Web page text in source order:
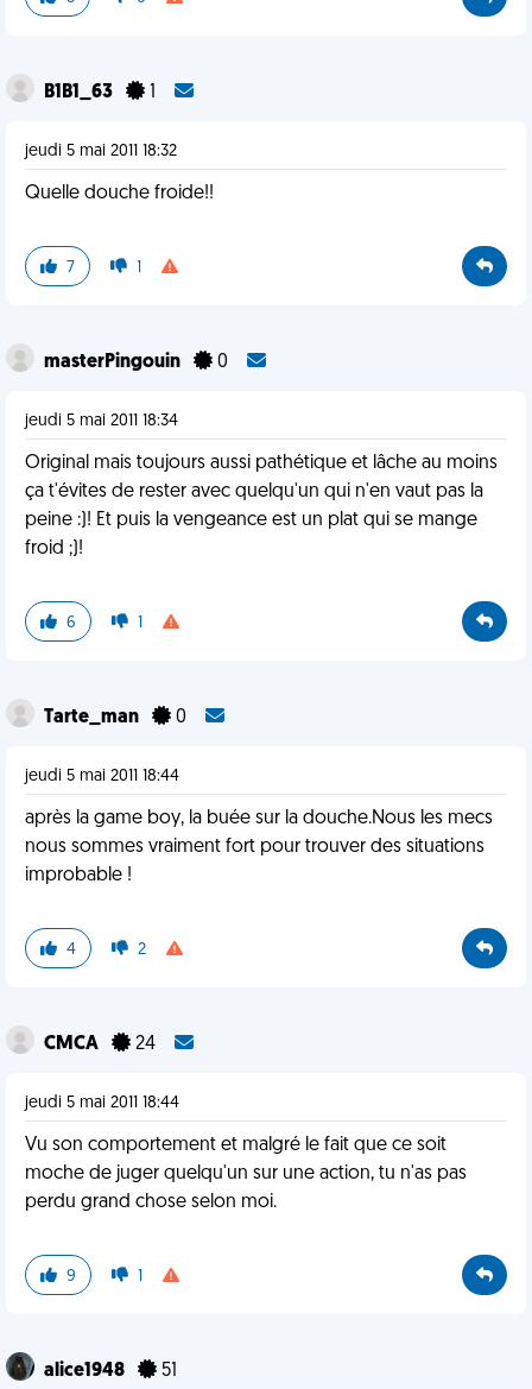
B1B1_63
jeudi 5 mai 2011 18:32
Quelle douche froide!!
7 1
masterPingouin 0
jeudi 5 mai 2011 18:34
Original mais toujours aussi pathétique et lâche au moins
ça t'évites de rester avec quelqu'un qui n'en vaut pas la
peine :)! Et puis la vengeance est un plat qui se mange
froid ;)!
6 1
Tarte_man 0
jeudi 5 mai 2011 18:44
après la game boy, la buée sur la douche.Nous les mecs
nous sommes vraiment fort pour trouver des situations
improbable !
4 2
CMCA 24
jeudi 5 mai 2011 18:44
Vu son comportement et malgré le fait que ce soit
moche de juger quelqu'un sur une action, tu n'as pas
perdu grand chose selon moi.
9 1
alice1948 51